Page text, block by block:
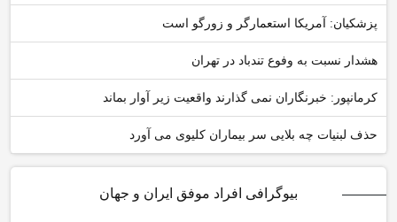
پزشکیان: آمریکا استعمارگر و زورگو است
هشدار نسبت به وفوع تندباد در تهران
کرمانپور: خبرنگاران نمی گذارند واقعیت زیر آوار بماند
حذف لبنیات چه بلایی سر بیماران کلیوی می آورد
بیوگرافی افراد موفق ایران و جهان